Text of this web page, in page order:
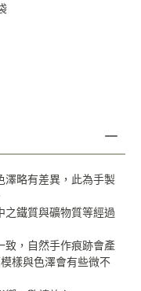
澤略有差異，此為手製
之鐵質與礦物質等經過
致，自然手作痕跡會產
樣與色澤會有些微不